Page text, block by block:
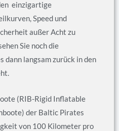
einzigartige
Speed und
außer Acht zu
Sie noch die
dann langsam zurück in den
(RIB-Rigid Inflatable
der Baltic Pirates
von 100 Kilometer pro